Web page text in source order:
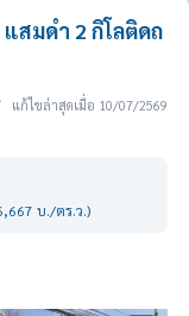
สมดำ 2 กิโลติดถ
แก้ไขล่าสุดเมื่อ 10/07/2569
บ./ตร.ว.)